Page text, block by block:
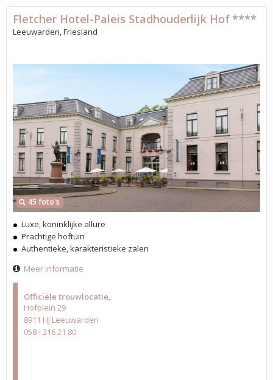
Officiële trouwlocatie
Hofplein 29
8911 HJ Leeuwarden
058 - 216 21 80
45 foto's
Fletcher Hotel-Paleis Stadhouderlijk Hof ****
Leeuwarden, Friesland
Luxe, koninklijke allure
Prachtige hoftuin
Authentieke, karakteristieke zalen
Meer informatie